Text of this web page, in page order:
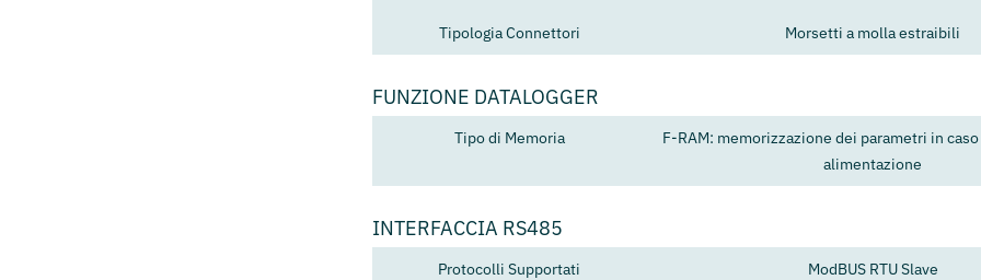
Tipologia Connettori Morsetti a molla estraibili
FUNZIONE DATALOGGER
Tipo di Memoria
F-RAM: memorizzazione dei parametri in
alimentazione
INTERFACCIA RS485
Protocolli Supportati ModBUS RTU Slave